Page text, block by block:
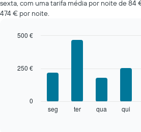
um
quarto
cada
gráfico
apresenta
abcissa.
sexta, com uma tarifa média por noite de 84
474 € por noite.
seg ter qua qui
0
250 €
500 €